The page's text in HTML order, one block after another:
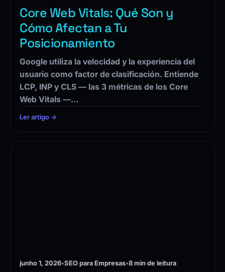
Core Web Vitals: Qué Son y
Cómo Afectan a Tu
Posicionamiento
Google utiliza la velocidad y la experiencia del
usuario como factor de clasificación. Entiende
LCP, INP y CLS — las 3 métricas de los Core
Web Vitals —…
Ler artigo →
junho 1, 2026•SEO para Empresas•8 min de leitura